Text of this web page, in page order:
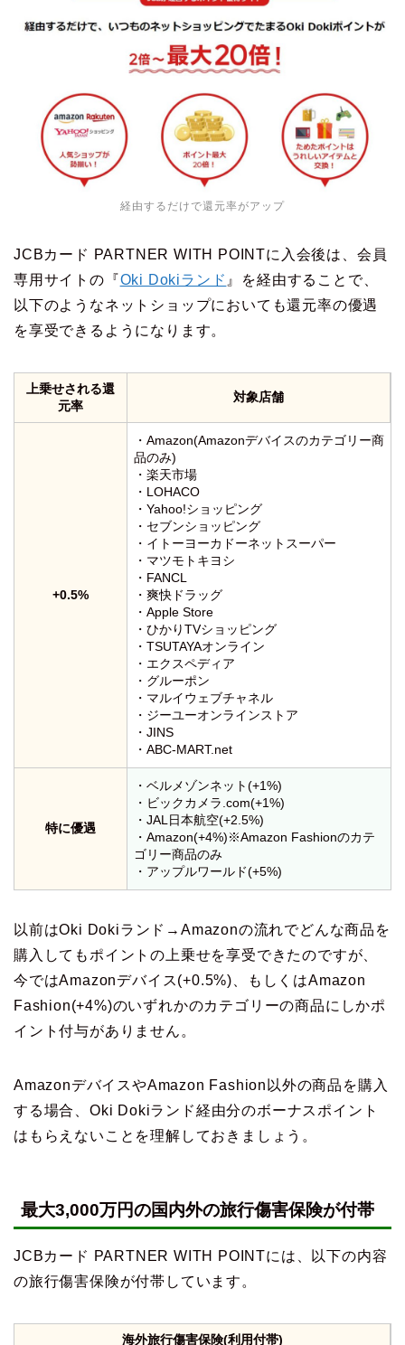
経由するだけで還元率がアップ
JCBカード PARTNER WITH POINTに入会後は、会員
専用サイトの『Oki Dokiランド 』を経由することで、
以下のようなネットショップにおいても還元率の優遇
を享受できるようになります。
上乗せされる還
元率
対象店舗
+0.5%
・Amazon(Amazonデバイスのカテゴリー商
品のみ)
・楽天市場
・LOHACO
・Yahoo!ショッピング
・セブンショッピング
・イトーヨーカドーネットスーパー
・マツモトキヨシ
・FANCL
・爽快ドラッグ
・Apple Store
・ひかりTVショッピング
・TSUTAYAオンライン
・エクスペディア
・グルーポン
・マルイウェブチャネル
・ジーユーオンラインストア
・JINS
・ABC-MART.net
特に優遇
・ベルメゾンネット(+1%)
・ビックカメラ.com(+1%)
・JAL日本航空(+2.5%)
・Amazon(+4%)※Amazon Fashionのカテ
ゴリー商品のみ
・アップルワールド(+5%)
以前はOki Dokiランド→Amazonの流れでどんな商品を
購入してもポイントの上乗せを享受できたのですが、
今ではAmazonデバイス(+0.5%)、もしくはAmazon
Fashion(+4%)のいずれかのカテゴリーの商品にしかポ
イント付与がありません。
AmazonデバイスやAmazon Fashion以外の商品を購入
する場合、Oki Dokiランド経由分のボーナスポイント
はもらえないことを理解しておきましょう。
最大3,000万円の国内外の旅行傷害保険が付帯
JCBカード PARTNER WITH POINTには、以下の内容
の旅行傷害保険が付帯しています。
海外旅行傷害保険(利用付帯)